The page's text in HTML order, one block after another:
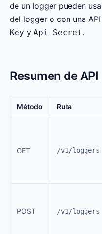
de un logger pueden
del logger o con una
Key y Api-Secret.
Resumen de API
Método Ruta
GET /v1/loggers
POST /v1/loggers